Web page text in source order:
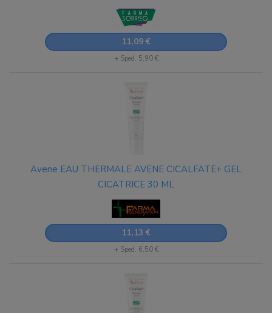
11,09 €
+ Sped. 5,90 €
Avene EAU THERMALE AVENE CICALFATE+ GEL
CICATRICE 30 ML
11,13 €
+ Sped. 6,50 €